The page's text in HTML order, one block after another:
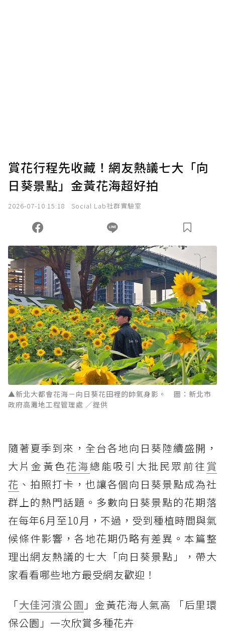
賞花行程先收藏！網友熱議七大「向
日葵景點」金黃花海超好拍
2026-07-10 15:18 Social Lab社群實驗室
▲新北大都會花海－向日葵花田裡的帥氣身影。 圖：新北市
政府高灘地工程管理處 ／提供
隨著夏季到來，全台各地向日葵陸續盛開，
大片金黃色花海總能吸引大批民眾前往 賞
花 、拍照打卡，也讓各個向日葵景點成為社
群上的熱門話題。多數向日葵景點的花期落
在每年6月至10月，不過，受到種植時間與氣
候條件影響，各地花期仍略有差異。本篇整
理出網友熱議的七大「向日葵景點」，帶大
家看看哪些地方最受網友歡迎！
「大佳河濱公園 」金黃花海人氣高 「后里環
保公園」一次欣賞多種花卉